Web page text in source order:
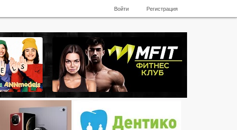
Войти Регистрация